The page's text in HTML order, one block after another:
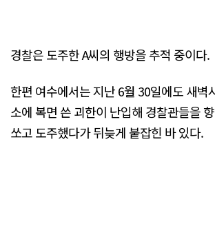
경찰은 도주한 A씨의 행방을 추적 중이다.
한편 여수에서는 지난 6월 30일에도 새벽
소에 복면 쓴 괴한이 난입해 경찰관들을
쏘고 도주했다가 뒤늦게 붙잡힌 바 있다.